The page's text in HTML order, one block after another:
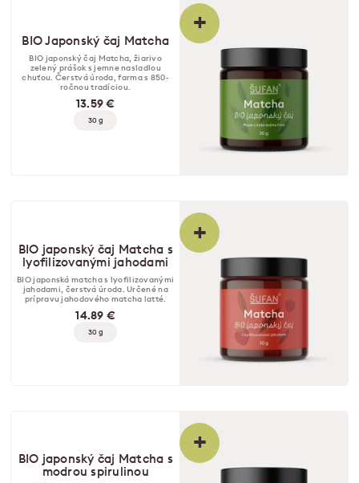
+
BIO Japonský čaj Matcha
BIO japonský čaj Matcha, žiarivo
zelený prášok s jemne nasladlou
chuťou. Čerstvá úroda, farma s 850-
ročnou tradíciou.
13.59 €
30 g
+
BIO japonský čaj Matcha s
lyofilizovanými jahodami
BIO japonská matcha s lyofilizovanými
jahodami, čerstvá úroda. Určené na
prípravu jahodového matcha latté.
14.89 €
30 g
+
BIO japonský čaj Matcha s
modrou spirulinou